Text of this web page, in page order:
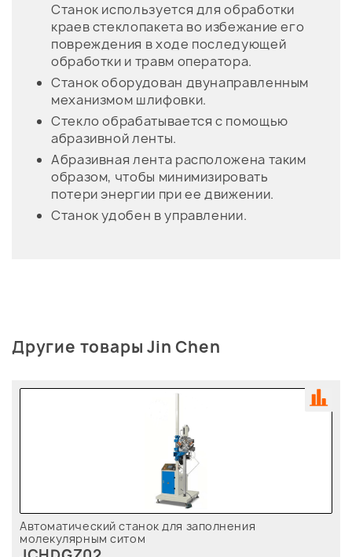
Станок используется для обработки
краев стеклопакета во избежание его
повреждения в ходе последующей
обработки и травм оператора.
Станок оборудован двунаправленным
механизмом шлифовки.
Стекло обрабатывается с помощью
абразивной ленты.
Абразивная лента расположена таким
образом, чтобы минимизировать
потери энергии при ее движении.
Станок удобен в управлении.
Другие товары Jin Chen
Автоматический станок для заполнения
молекулярным ситом